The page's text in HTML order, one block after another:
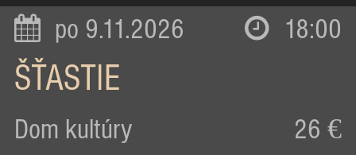
po 9.11.2026 18:00
ŠŤASTIE
Dom kultúry 26 €